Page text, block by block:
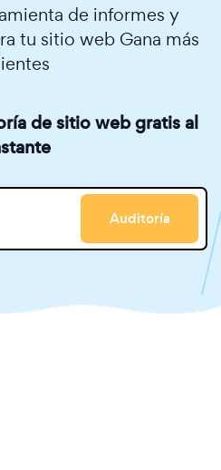
de informes y
tu sitio web Gana más
de sitio web gratis al
Auditoría